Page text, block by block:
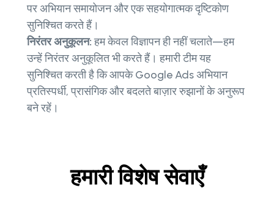
पर अभियान समायोजन और एक सहयोगात्मक दृष्टिकोण
सुनिश्चित करते हैं।
निरंतर अनुकूलन:हम केवल विज्ञापन ही नहीं चलाते—हम
उन्हें निरंतर अनुकूलित भी करते हैं। हमारी टीम यह
सुनिश्चित करती है कि आपके Google Ads अभियान
प्रतिस्पर्धी, प्रासंगिक और बदलते बाज़ार रुझानों के अनुरूप
बने रहें।
हमारी विशेष सेवाएँ